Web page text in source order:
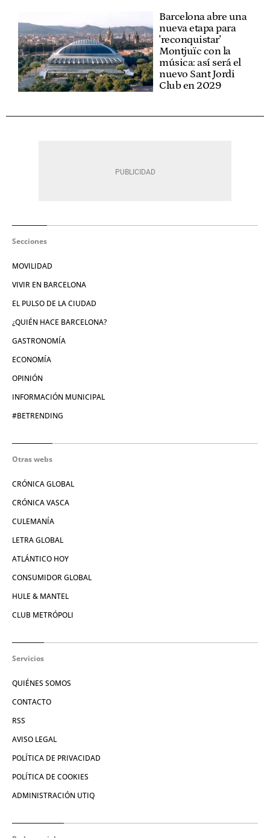
Barcelona abre una
nueva etapa para
'reconquistar'
Montjuïc con la
música: así será el
nuevo Sant Jordi
Club en 2029
Secciones
MOVILIDAD
VIVIR EN BARCELONA
EL PULSO DE LA CIUDAD
¿QUIÉN HACE BARCELONA?
GASTRONOMÍA
ECONOMÍA
OPINIÓN
INFORMACIÓN MUNICIPAL
#BETRENDING
Otras webs
CRÓNICA GLOBAL
CRÓNICA VASCA
CULEMANÍA
LETRA GLOBAL
ATLÁNTICO HOY
CONSUMIDOR GLOBAL
HULE & MANTEL
CLUB METRÓPOLI
Servicios
QUIÉNES SOMOS
CONTACTO
RSS
AVISO LEGAL
POLÍTICA DE PRIVACIDAD
POLÍTICA DE COOKIES
ADMINISTRACIÓN UTIQ